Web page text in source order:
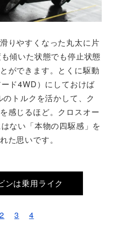
りやすくなった丸太に片
傾いた状態でも停止状態
ができます。とくに駆動
ド4WD）にしておけば
トルクを活かして、ク
感じるほど。クロスオー
ない「本物の四駆感」を
た思いです。
ンは乗用ライク
2 3 4